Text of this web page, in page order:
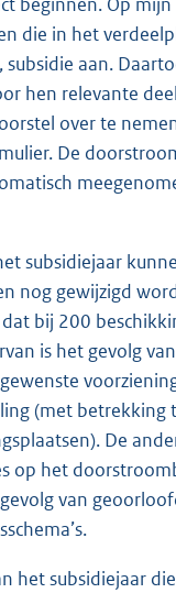
die in het
aan.
hen relevante
over te
De
subsidiejaar
nog gewijzigd
bij 200
is het gevolg
(met betrekking
De
op het
van
het subsidiejaar